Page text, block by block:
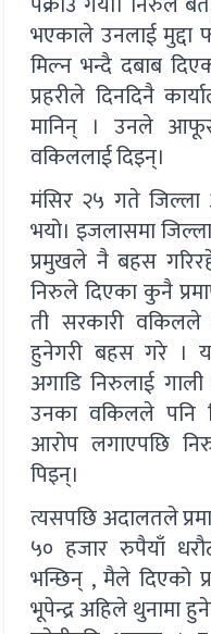
भएकाले उनलाई मुद्दा
मिल्न भन्दै दबाब
प्रहरीले दिनदिनै
मानिन् । उनले
वकिललाई दिइन्।
मंसिर २५ गते
भयो। इजलासमा
प्रमुखले नै बहस
निरुले दिएका कुनै
ती सरकारी
हुनेगरी बहस गरे ।
अगाडि निरुलाई
उनका वकिलले पनि
आरोप लगाएपछि
पिइन्।
त्यसपछि अदालतले
५० हजार रुपैयाँ
भन्छिन् , मैले दिएको
भूपेन्द्र अहिले थुनामा